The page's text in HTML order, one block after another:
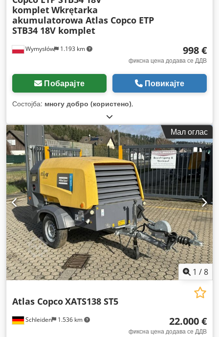
Wymysłów 1.193 km
kompletWkrętarka
akumulatorowa Atlas Copco ETP
STB34 18V komplet
998 €
фиксна цена додава се ДДВ
Побарајте Повикајте
Состојба: многу добро (користено),
Мал оглас
1 /8
Schleiden 1.536 km
Atlas CopcoXATS138 ST5
22.000 €
фиксна цена додава се ДДВ